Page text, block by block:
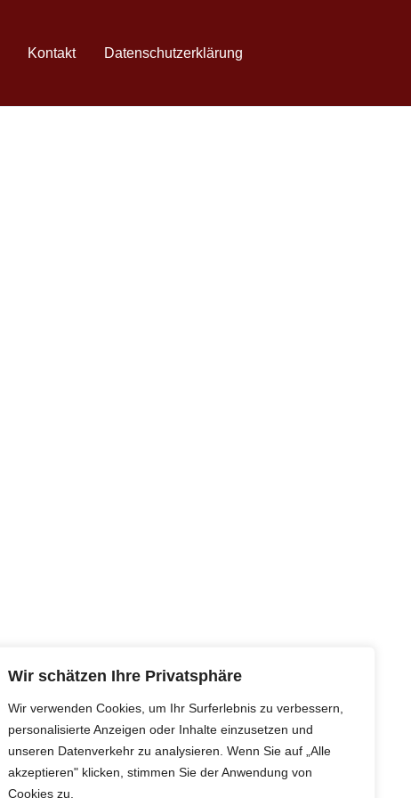
Wir schätzen Ihre Privatsphäre
Wir verwenden Cookies, um Ihr Surferlebnis zu verbessern,
personalisierte Anzeigen oder Inhalte einzusetzen und
unseren Datenverkehr zu analysieren. Wenn Sie auf „Alle
akzeptieren" klicken, stimmen Sie der Anwendung von
Cookies zu.
Kontakt Datenschutzerklärung